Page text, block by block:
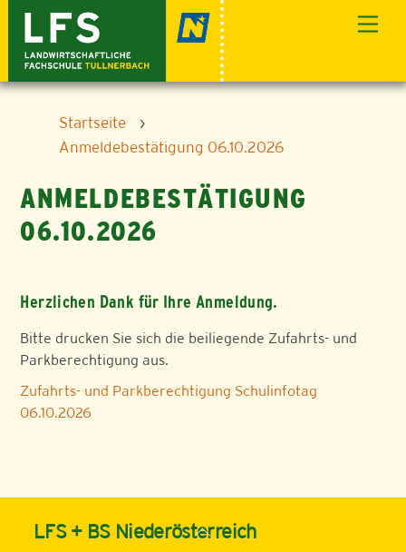
content
Startseite
›
Anmeldebestätigung 06.10.2026
ANMELDEBESTÄTIGUNG
06.10.2026
Herzlichen Dank für Ihre Anmeldung.
Bitte drucken Sie sich die beiliegende Zufahrts- und
Parkberechtigung aus.
Zufahrts- und Parkberechtigung Schulinfotag
06.10.2026
Back
To
LFS + BS Niederösterreich